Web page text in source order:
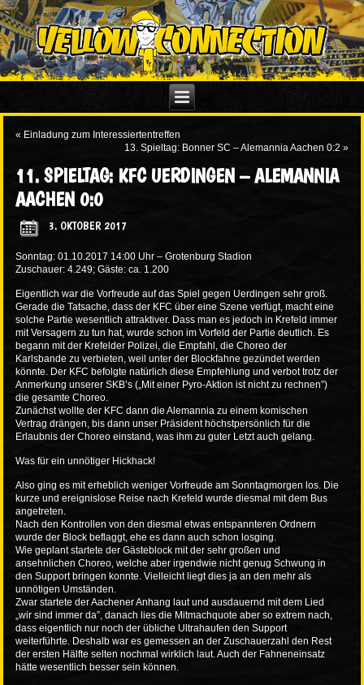
« Einladung zum Interessiertentreffen
13. Spieltag: Bonner SC – Alemannia Aachen 0:2 »
11. SPIELTAG: KFC UERDINGEN – ALEMANNIA
AACHEN 0:0
3. OKTOBER 2017
Sonntag: 01.10.2017 14:00 Uhr –Grotenburg Stadion
Zuschauer: 4.249; Gäste: ca. 1.200
Eigentlich war die Vorfreude auf das Spiel gegen Uerdingen sehr groß.
Gerade die Tatsache, dass der KFC über eine Szene verfügt, macht eine
solche Partie wesentlich attraktiver. Dass man es jedoch in Krefeld immer
mit Versagern zu tun hat, wurde schon im Vorfeld der Partie deutlich. Es
begann mit der Krefelder Polizei, die Empfahl, die Choreo der
Karlsbande zu verbieten, weil unter der Blockfahne gezündet werden
könnte. Der KFC befolgte natürlich diese Empfehlung und verbot trotz der
Anmerkung unserer SKB’s („Mit einer Pyro-Aktion ist nicht zu rechnen”)
die gesamte Choreo.
Zunächst wollte der KFC dann die Alemannia zu einem komischen
Vertrag drängen, bis dann unser Präsident höchstpersönlich für die
Erlaubnis der Choreo einstand, was ihm zu guter Letzt auch gelang.
Was für ein unnötiger Hickhack!
Also ging es mit erheblich weniger Vorfreude am Sonntagmorgen los. Die
kurze und ereignislose Reise nach Krefeld wurde diesmal mit dem Bus
angetreten.
Nach den Kontrollen von den diesmal etwas entspannteren Ordnern
wurde der Block beflaggt, ehe es dann auch schon losging.
Wie geplant startete der Gästeblock mit der sehr großen und
ansehnlichen Choreo, welche aber irgendwie nicht genug Schwung in
den Support bringen konnte. Vielleicht liegt dies ja an den mehr als
unnötigen Umständen.
Zwar startete der Aachener Anhang laut und ausdauernd mit dem Lied
„wir sind immer da”, danach lies die Mitmachquote aber so extrem nach,
dass eigentlich nur noch der übliche Ultrahaufen den Support
weiterführte. Deshalb war es gemessen an der Zuschauerzahl den Rest
der ersten Hälfte selten nochmal wirklich laut. Auch der Fahneneinsatz
hätte wesentlich besser sein können.